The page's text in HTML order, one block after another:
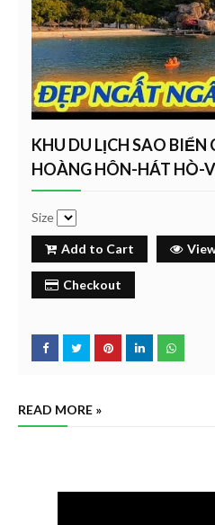
KHU DU LỊCH SAO
HOÀNG HÔN-HÁT HÒ-
Size
Add to Cart
Checkout
READ MORE »